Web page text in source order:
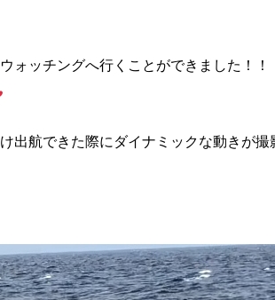
ォッチングへ行くことができました！！
出航できた際にダイナミックな動きが撮